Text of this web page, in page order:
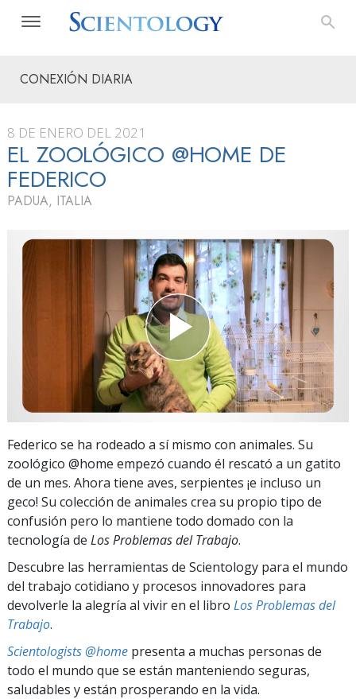
CONEXIÓN DIARIA
8 DE ENERO DEL 2021
EL ZOOLÓGICO @HOME DE
FEDERICO
PADUA, ITALIA
Federico se ha rodeado a sí mismo con animales. Su
zoológico @home empezó cuando él rescató a un gatito
de un mes. Ahora tiene aves, serpientes ¡e incluso un
geco! Su colección de animales crea su propio tipo de
confusión pero lo mantiene todo domado con la
tecnología de Los Problemas del Trabajo.
Descubre las herramientas de Scientology para el mundo
del trabajo cotidiano y procesos innovadores para
devolverle la alegría al vivir en el libro Los Problemas del
Trabajo.
Scientologists @home presenta a muchas personas de
todo el mundo que se están manteniendo seguras,
saludables y están prosperando en la vida.